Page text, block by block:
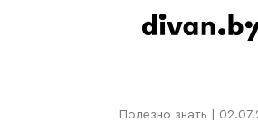
Полезно знать